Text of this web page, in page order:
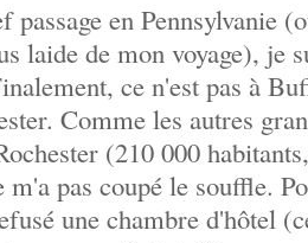
passage en Pennsylvanie
laide de mon voyage), je
ce n'est pas à
Comme les autres
(210 000
m'a pas coupé le souffle.
une chambre d'hôtel